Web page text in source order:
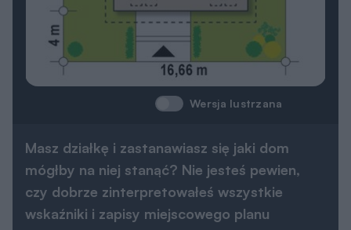
Wersja lustrzana
Masz działkę i zastanawiasz się jaki dom
mógłby na niej stanąć? Nie jesteś pewien,
czy dobrze zinterpretowałeś wszystkie
wskaźniki i zapisy miejscowego planu